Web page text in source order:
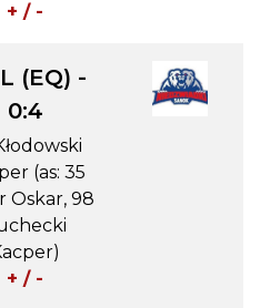
+ / -
(EQ) -
0:4
(as: 35
Oskar, 98
+ / -